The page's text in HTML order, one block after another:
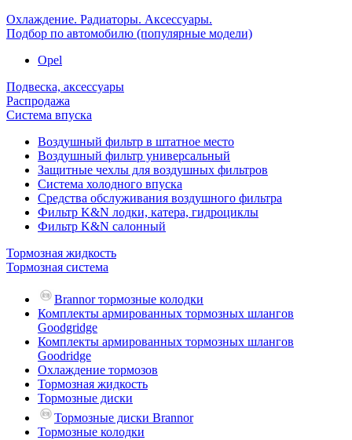
Охлаждение. Радиаторы. Аксессуары.
Подбор по автомобилю (популярные модели)
Opel
Подвеска, аксессуары
Распродажа
Система впуска
Воздушный фильтр в штатное место
Воздушный фильтр универсальный
Защитные чехлы для воздушных фильтров
Система холодного впуска
Средства обслуживания воздушного фильтра
Фильтр K&N лодки, катера, гидроциклы
Фильтр K&N салонный
Тормозная жидкость
Тормозная система
Brannor тормозные колодки
Комплекты армированных тормозных шлангов
Goodgridge
Комплекты армированных тормозных шлангов
Goodridge
Охлаждение тормозов
Тормозная жидкость
Тормозные диски
Тормозные диски Brannor
Тормозные колодки